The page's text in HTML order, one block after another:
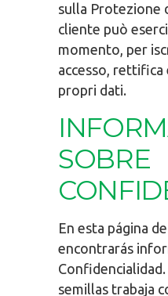
sulla Protezione
cliente può
momento, per
accesso, rettifica
propri dati.
SOBRE
En esta página
encontrarás
semillas trabaja